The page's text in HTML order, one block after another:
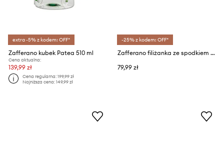
extra -5% z kodem: OFF*
Zafferano kubek Patea 510 ml
Cena aktualna:
139,99 zł
Cena regularna:199,99 zł
Najniższa cena:149,99 zł
-25% z kodem: OFF*
Zafferano filiżanka ze spodkiem Bilia 120 ml
79,99 zł